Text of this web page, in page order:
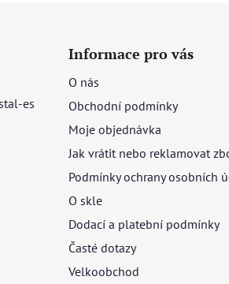
es
Informace pro vás
O nás
Obchodní podmínky
Moje objednávka
Jak vrátit nebo reklamovat
Podmínky ochrany osobních
O skle
Dodací a platební podmínky
Časté dotazy
Velkoobchod